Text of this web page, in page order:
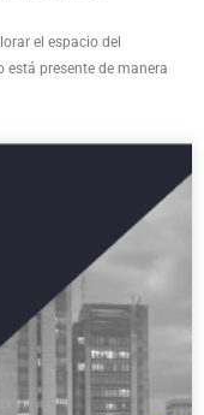
el espacio del
presente de manera